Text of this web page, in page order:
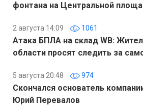
фонтана на Центральной
2 августа 14:09 1061
Атака БПЛА на склад WB:
области просят следить за
5 августа 20:48 974
Скончался основатель
Юрий Перевалов